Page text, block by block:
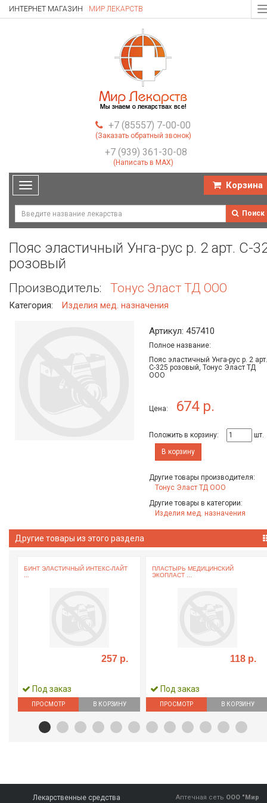
ИНТЕРНЕТ МАГАЗИН МИР ЛЕКАРСТВ
+7 (85557) 7-00-00
(Заказать обратный звонок)
+7 (939) 361-30-08
(Написать в MAX)
Toggle
navigation
Корзина
Поиск
Пояс эластичный Унга-рус р. 2 арт. С-
розовый
Производитель: Тонус Эласт ТД ООО
Категория: Изделия мед. назначения
Артикул: 457410
Полное название:
Пояс эластичный Унга-рус р. 2 арт.
С-325 розовый, Тонус Эласт ТД
ООО
Цена: 674 р.
Положить в корзину:
шт.
В корзину
Другие товары производителя:
Тонус Эласт ТД ООО
Другие товары в категории:
Изделия мед. назначения
Другие товары из этого раздела
БИНТ ЭЛАСТИЧНЫЙ ИНТЕКС-ЛАЙТ
257 р.
Под заказ
ПРОСМОТР В КОРЗИНУ
ПЛАСТЫРЬ МЕДИЦИНСКИЙ
ЭКОПЛАСТ ...
118 р.
Под заказ
ПРОСМОТР В КОРЗИНУ
Лекарственные средства Аптечная сеть ООО "Мир